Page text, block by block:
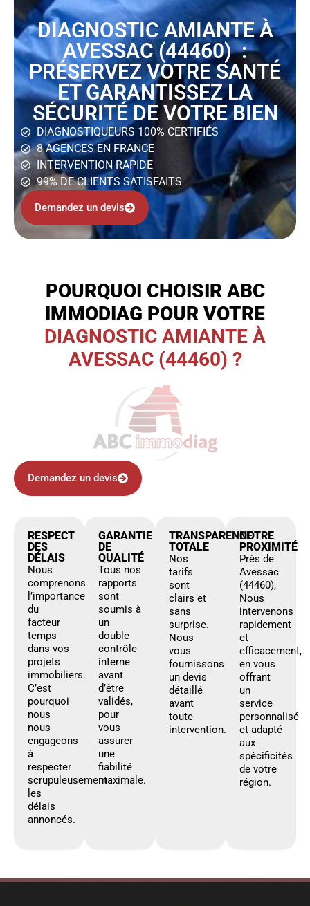
DIAGNOSTIC AMIANTE À
AVESSAC (44460) :
PRÉSERVEZ VOTRE SANTÉ
ET GARANTISSEZ LA
SÉCURITÉ DE VOTRE BIEN
DIAGNOSTIQUEURS 100% CERTIFIÉS
8 AGENCES EN FRANCE
INTERVENTION RAPIDE
99% DE CLIENTS SATISFAITS
Demandez un devis
POURQUOI CHOISIR ABC
IMMODIAG POUR VOTRE
DIAGNOSTIC AMIANTE À
AVESSAC (44460) ?
Demandez un devis
RESPECT
DES
DÉLAIS
Nous
comprenons
l’importance
du
facteur
temps
dans vos
projets
immobiliers.
C’est
pourquoi
nous
nous
engageons
à
respecter
scrupuleusement
les
délais
annoncés.
GARANTIE
DE
QUALITÉ
Tous nos
rapports
sont
soumis à
un
double
contrôle
interne
avant
d’être
validés,
pour
vous
assurer
une
fiabilité
maximale.
TRANSPARENCE
TOTALE
Nos
tarifs
sont
clairs et
sans
surprise.
Nous
vous
fournissons
un devis
détaillé
avant
toute
intervention.
NOTRE
PROXIMITÉ
Près de
Avessac
(44460),
Nous
intervenons
rapidement
et
efficacement,
en vous
offrant
un
service
personnalisé
et adapté
aux
spécificités
de votre
région.